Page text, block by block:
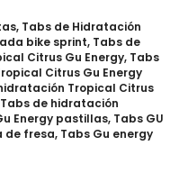
, Tabs de Hidratación
bike sprint, Tabs de
Citrus Gu Energy, Tabs
Citrus Gu Energy
Tropical Citrus
Tabs de hidratación
Energy pastillas, Tabs GU
de fresa, Tabs Gu energy